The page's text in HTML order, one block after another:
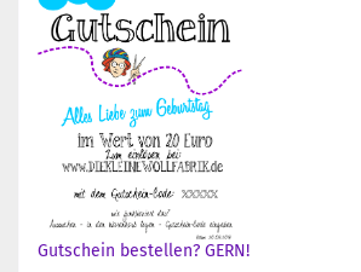
Gutschein bestellen? GERN!